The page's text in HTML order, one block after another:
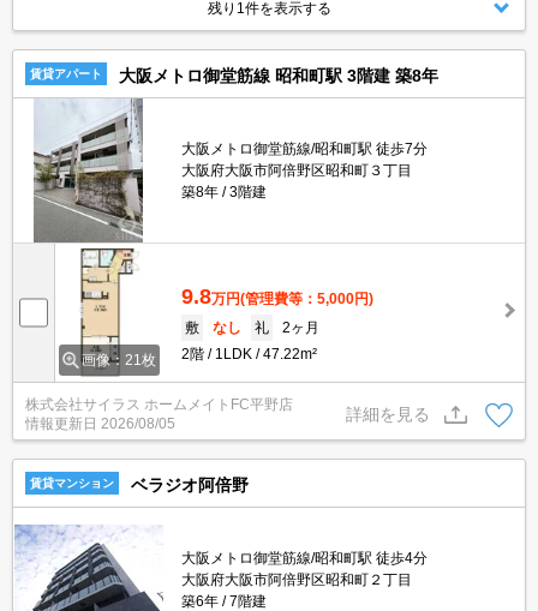
残り1件を表示する
賃貸アパート 大阪メトロ御堂筋線 昭和町駅 3階建 築8年
大阪メトロ御堂筋線/昭和町駅 徒歩7分
大阪府大阪市阿倍野区昭和町３丁目
築8年
3階建
画像：21枚
9.8万円(管理費等：5,000円)
敷
なし 礼
2ヶ月
2階
1LDK 47.22m²
株式会社サイラス ホームメイトFC平野店
情報更新日 2026/08/05
詳細を見る
賃貸マンション ベラジオ阿倍野
大阪メトロ御堂筋線/昭和町駅 徒歩4分
大阪府大阪市阿倍野区昭和町２丁目
築6年
7階建